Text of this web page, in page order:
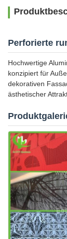
Perforierte
Hochwertige
konzipiert für
dekorativen
ästhetischer